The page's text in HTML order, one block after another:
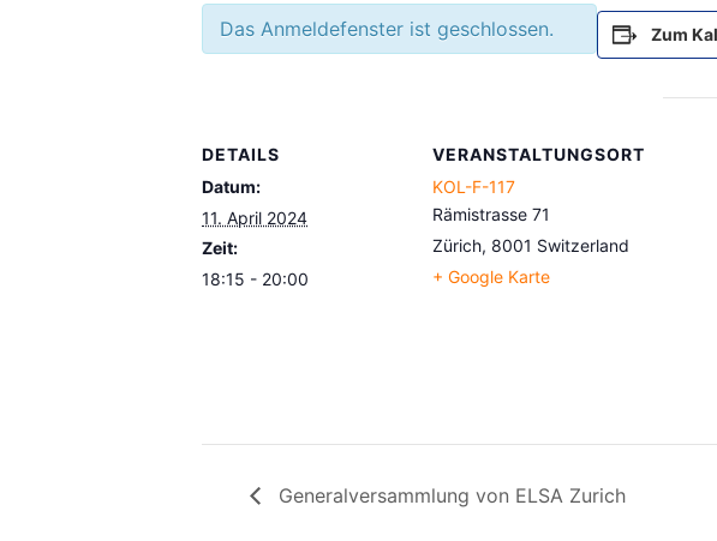
Das Anmeldefenster ist geschlossen. Zum
DETAILS
Datum:
11. April 2024
Zeit:
18:15 - 20:00
VERANSTALTUNGSORT
KOL-F-117
Rämistrasse 71
Zürich, 8001 Switzerland
+ Google Karte
Generalversammlung von ELSA Zurich